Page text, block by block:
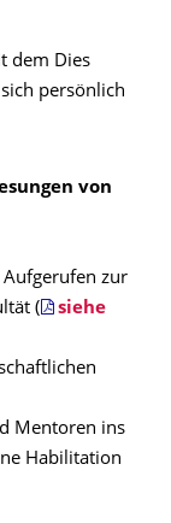
dem Dies
persönlich
von
Aufgerufen zur
(
siehe
Mentoren ins
Habilitation